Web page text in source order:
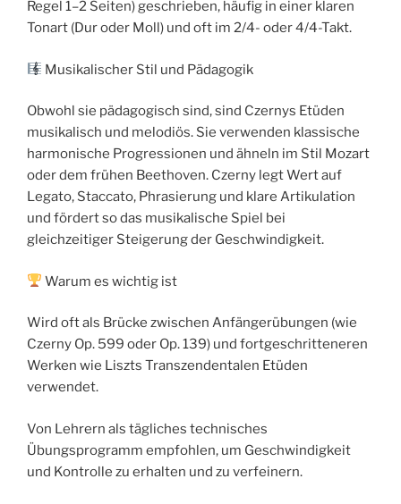
Regel 1–2 Seiten) geschrieben, häufig in einer klaren
Tonart (Dur oder Moll) und oft im 2/4- oder 4/4-Takt.
Musikalischer Stil und Pädagogik
Obwohl sie pädagogisch sind, sind Czernys Etüden
musikalisch und melodiös. Sie verwenden klassische
harmonische Progressionen und ähneln im Stil Mozart
oder dem frühen Beethoven. Czerny legt Wert auf
Legato, Staccato, Phrasierung und klare Artikulation
und fördert so das musikalische Spiel bei
gleichzeitiger Steigerung der Geschwindigkeit.
Warum es wichtig ist
Wird oft als Brücke zwischen Anfängerübungen (wie
Czerny Op. 599 oder Op. 139) und fortgeschritteneren
Werken wie Liszts Transzendentalen Etüden
verwendet.
Von Lehrern als tägliches technisches
Übungsprogramm empfohlen, um Geschwindigkeit
und Kontrolle zu erhalten und zu verfeinern.